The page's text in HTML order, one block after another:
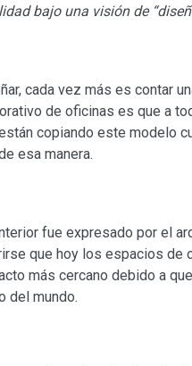
bajo una visión de
cada vez más es contar
de oficinas es que a
copiando este modelo
esa manera.
fue expresado por el
que hoy los espacios de
más cercano debido a
del mundo.